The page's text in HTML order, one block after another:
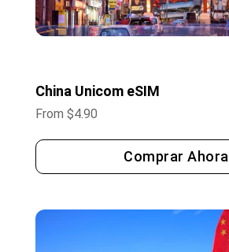
China Unicom eSIM
From $4.90
Comprar Ahora